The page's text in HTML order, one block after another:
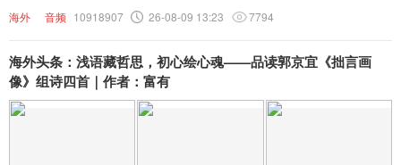
海外 音频 10918907 26-08-09 13:23 7794
海外头条：浅语藏哲思，初心绘心魂——品读郭京宜《拙言画
像》组诗四首｜作者：富有